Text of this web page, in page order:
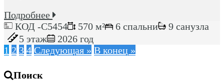
Подробнее
КОД -C5454
570 м² 6 спальни
9 санузла
5 этаж
2026 год
1 2 3 4 Следующая » В конец »
Поиск